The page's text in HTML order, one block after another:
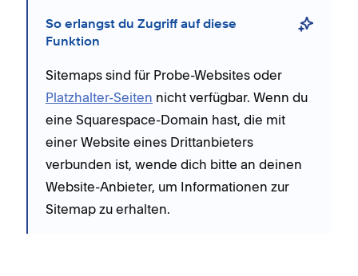
So erlangst du Zugriff auf diese
Funktion
Sitemaps sind für Probe-Websites oder
Platzhalter-Seiten nicht verfügbar. Wenn du
eine Squarespace-Domain hast, die mit
einer Website eines Drittanbieters
verbunden ist, wende dich bitte an deinen
Website-Anbieter, um Informationen zur
Sitemap zu erhalten.